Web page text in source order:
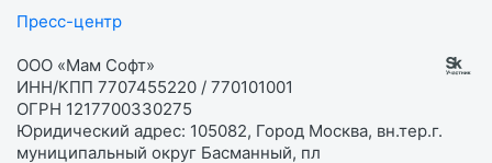
Пресс-центр
ООО «Мам Софт»
ИНН/КПП 7707455220 / 770101001
ОГРН 1217700330275
Юридический адрес: 105082, Город Москва, вн.тер.г.
муниципальный округ Басманный, пл